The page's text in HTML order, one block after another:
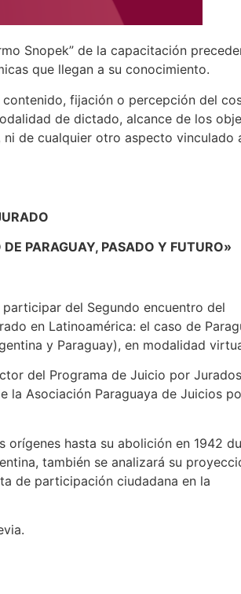
Snopek” de la capacitación
que llegan a su conocimiento.
fijación o percepción del
de dictado, alcance de los
de cualquier otro aspecto vinculado
PARAGUAY, PASADO Y FUTURO»
del Segundo encuentro del
en Latinoamérica: el caso de
y Paraguay), en modalidad
del Programa de Juicio por
la Asociación Paraguaya de Juicios
orígenes hasta su abolición en 1942
también se analizará su
de participación ciudadana en la